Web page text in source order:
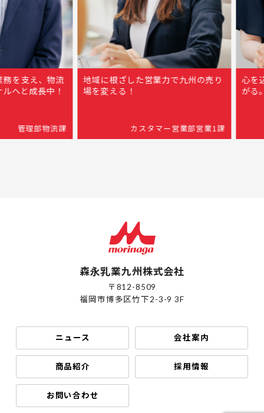
え、物流
成長中！
理部物流課
地域に根ざした営業力で九州の売り
場を変える！
カスタマー営業部営業1課
心を込め
がる。そ
森永乳業九州株式会社
〒812-8509
福岡市博多区竹下2-3-9 3F
ニュース 会社案内
商品紹介 採用情報
お問い合わせ